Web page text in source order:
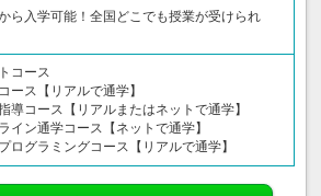
ら入学可能！全国どこでも授業が受けられ
コース
ース【リアルで通学】
導コース【リアルまたはネットで通学】
イン通学コース【ネットで通学】
ログラミングコース【リアルで通学】